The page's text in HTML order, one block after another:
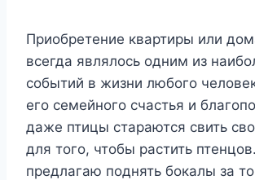
Приобретение квартиры или
всегда являлось одним из
событий в жизни любого
его семейного счастья и
даже птицы стараются свить
для того, чтобы растить
предлагаю поднять бокалы за